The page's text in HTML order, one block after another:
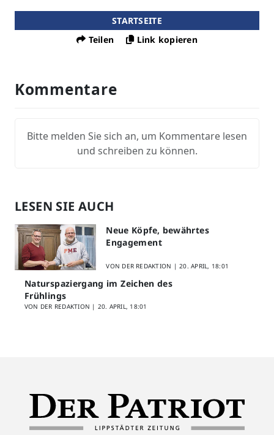
STARTSEITE
Teilen
Link kopieren
Kommentare
Bitte melden Sie sich an, um Kommentare lesen
und schreiben zu können.
LESEN SIE AUCH
Neue Köpfe, bewährtes
Engagement
VON DER REDAKTION |20. APRIL, 18:01
Naturspaziergang im Zeichen des
Frühlings
VON DER REDAKTION | 20. APRIL, 18:01